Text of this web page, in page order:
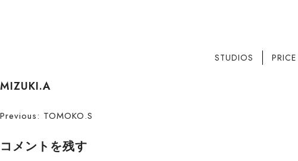
S
i
STUDIOS PRICE
MIZUKI.A
投
稿
Previous: TOMOKO.S
コメントを残す